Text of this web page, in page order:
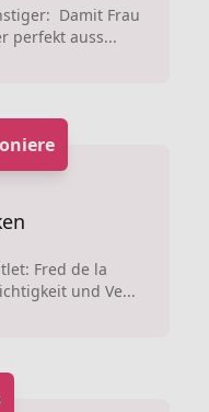
Damit Frau
perfekt auss...
Fred de la
und Ve...